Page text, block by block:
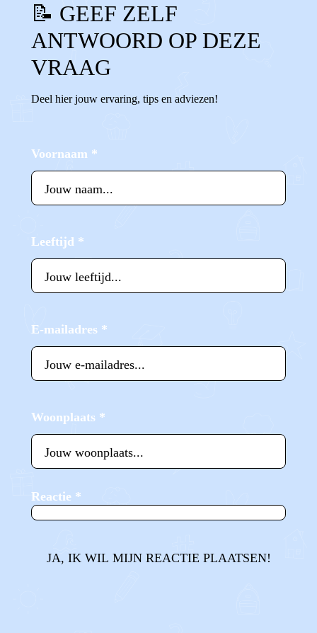
📝 GEEF ZELF
ANTWOORD OP DEZE
VRAAG
Deel hier jouw ervaring, tips en adviezen!
Voornaam *
Leeftijd *
E-mailadres *
Woonplaats *
Reactie *
JA, IK WIL MIJN REACTIE PLAATSEN!